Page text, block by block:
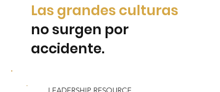
Las grandes culturas
no surgen por
accidente.
talentos, la rotación o una cultura tóxica, No estás